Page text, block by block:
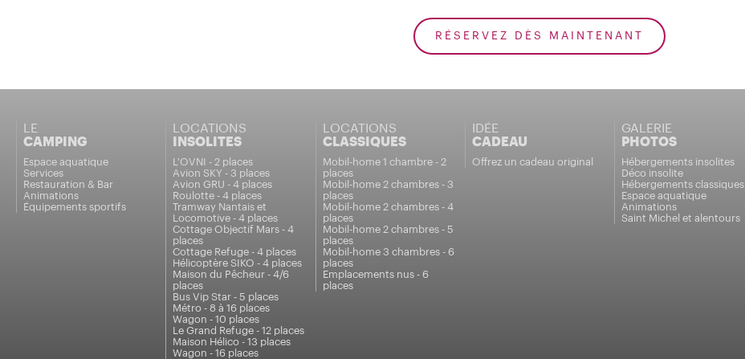
RÉSERVEZ DÈS MAINTENANT
LE
CAMPING
Espace aquatique
Services
Restauration & Bar
Animations
Équipements sportifs
LOCATIONS
INSOLITES
L'OVNI - 2 places
Avion SKY - 3 places
Avion GRU - 4 places
Roulotte - 4 places
Tramway Nantais et
Locomotive - 4 places
Cottage Objectif Mars - 4
places
Cottage Refuge - 4 places
Hélicoptère SIKO - 4 places
Maison du Pêcheur - 4/6
places
Bus Vip Star - 5 places
Métro - 8 à 16 places
Wagon - 10 places
Le Grand Refuge - 12 places
Maison Hélico - 13 places
Wagon - 16 places
LOCATIONS
CLASSIQUES
Mobil-home 1 chambre - 2
places
Mobil-home 2 chambres - 3
places
Mobil-home 2 chambres - 4
places
Mobil-home 2 chambres - 5
places
Mobil-home 3 chambres - 6
places
Emplacements nus - 6
places
IDÉE
CADEAU
Offrez un cadeau original
GALERIE
PHOTOS
Hébergements insolites
Déco insolite
Hébergements classiques
Espace aquatique
Animations
Saint Michel et alentours